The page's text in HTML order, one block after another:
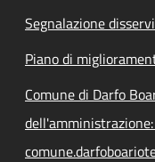
Segnalazione
Piano di
Comune di Darfo